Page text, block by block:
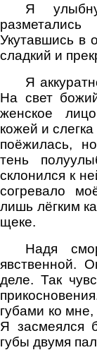
Я
Укутавшись в
сладкий и
Я
На свет
женское
кожей и
поёжилась,
тень
склонился к
согревало
лишь лёгким
щеке.
Надя
явственной.
деле. Так
губами ко
Я засмеялся
губы двумя